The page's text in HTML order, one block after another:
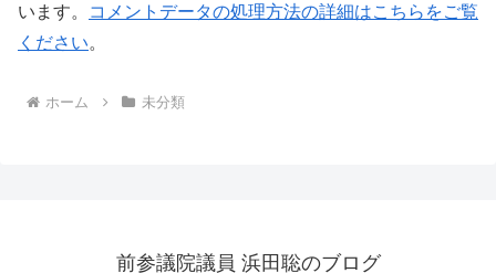
います。
コメントデータの処理方法の詳細はこちらをご覧
ください。
ホーム 未分類
前参議院議員 浜田聡のブログ